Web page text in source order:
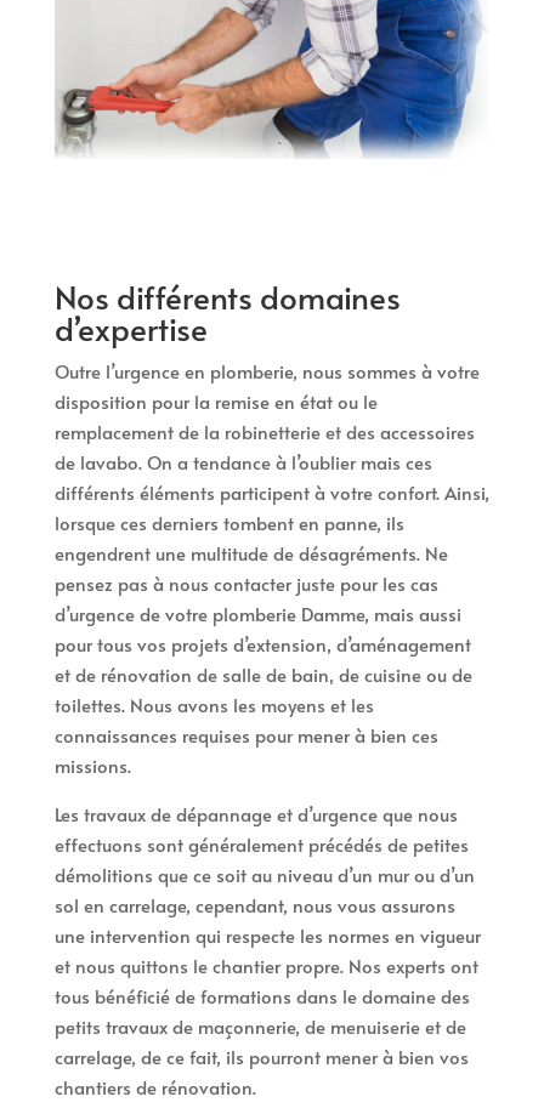
Nos différents domaines
d’expertise
Outre l’urgence en plomberie, nous sommes à votre
disposition pour la remise en état ou le
remplacement de la robinetterie et des accessoires
de lavabo. On a tendance à l’oublier mais ces
différents éléments participent à votre confort. Ainsi,
lorsque ces derniers tombent en panne, ils
engendrent une multitude de désagréments. Ne
pensez pas à nous contacter juste pour les cas
d’urgence de votre plomberie Damme, mais aussi
pour tous vos projets d’extension, d’aménagement
et de rénovation de salle de bain, de cuisine ou de
toilettes. Nous avons les moyens et les
connaissances requises pour mener à bien ces
missions.
Les travaux de dépannage et d’urgence que nous
effectuons sont généralement précédés de petites
démolitions que ce soit au niveau d’un mur ou d’un
sol en carrelage, cependant, nous vous assurons
une intervention qui respecte les normes en vigueur
et nous quittons le chantier propre. Nos experts ont
tous bénéficié de formations dans le domaine des
petits travaux de maçonnerie, de menuiserie et de
carrelage, de ce fait, ils pourront mener à bien vos
chantiers de rénovation.